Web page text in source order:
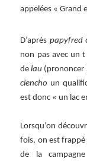
appelées « Grand
D’après papyfred
non pas avec un
delau (prononcer
ciencho un
est donc « un lac
Lorsqu’on
fois, on est frappé
de la